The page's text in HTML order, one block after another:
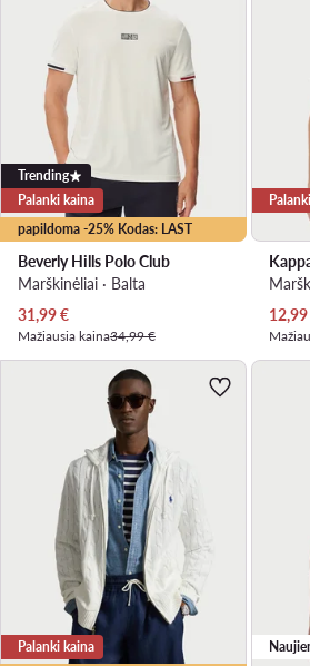
papildoma -25% Kodas: LAST
Trending
Palanki kaina
Beverly Hills Polo Club
Marškinėliai · Balta
Dabartinė kaina
31,99€
Mažiausia kaina34,99 €
12,99
Palanki kaina